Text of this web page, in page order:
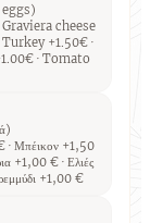
cheese
Turkey +1.50€ ·
· Tomato
· Μπέικον +1,50
+1,00 € · Ελιές
+1,00 €